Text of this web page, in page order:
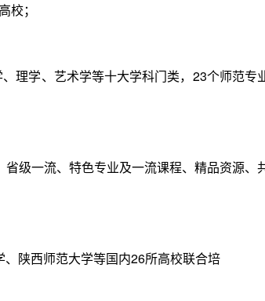
；
学、艺术学等十大学科门类，23个师范专
级一流、特色专业及一流课程、精品资源、
陕西师范大学等国内26所高校联合培